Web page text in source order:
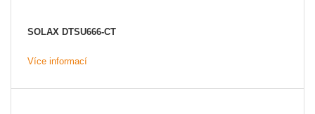
SOLAX DTSU666-CT
Více informací